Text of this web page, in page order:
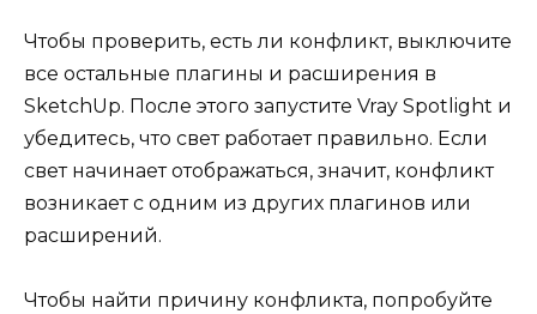
Чтобы проверить, есть ли конфликт, выключите
все остальные плагины и расширения в
SketchUp. После этого запустите Vray Spotlight и
убедитесь, что свет работает правильно. Если
свет начинает отображаться, значит, конфликт
возникает с одним из других плагинов или
расширений.
Чтобы найти причину конфликта, попробуйте